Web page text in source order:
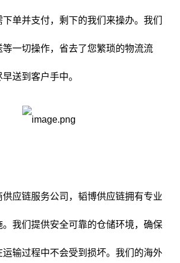
单并支付，剩下的我们来操办。我们
一切操作，省去了您繁琐的物流流
送到客户手中。
应链服务公司，韬博供应链拥有专业
。我们提供安全可靠的仓储环境，确保
输过程中不会受到损坏。我们的海外